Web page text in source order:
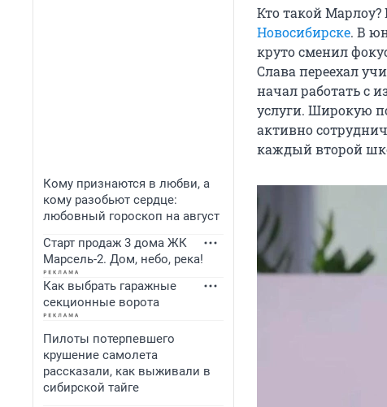
Кому признаются в любви, а
кому разобьют сердце:
любовный гороскоп на август
Старт продаж 3 дома ЖК
Марсель-2. Дом, небо, река!
Как выбрать гаражные
секционные ворота
Пилоты потерпевшего
крушение самолета
рассказали, как выживали в
сибирской тайге
Кто такой
Новосибирске. В
круто сменил
Слава переехал
начал работать с
услуги. Широкую
активно
каждый второй